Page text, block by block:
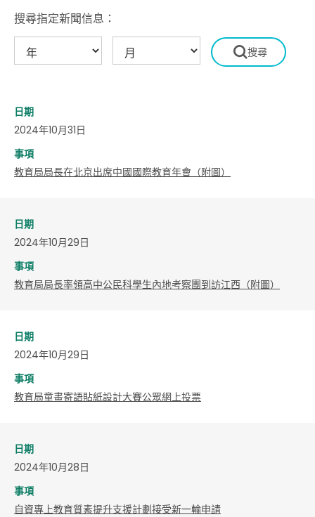
搜尋指定新聞信息：
日期
2024年10月31日
事項
教育局局長在北京出席中國國際教育年會（附圖）
日期
2024年10月29日
事項
教育局局長率領高中公民科學生內地考察團到訪江西（附圖）
日期
2024年10月29日
事項
教育局童畫寄語貼紙設計大賽公眾網上投票
日期
2024年10月28日
事項
自資專上教育質素提升支援計劃接受新一輪申請